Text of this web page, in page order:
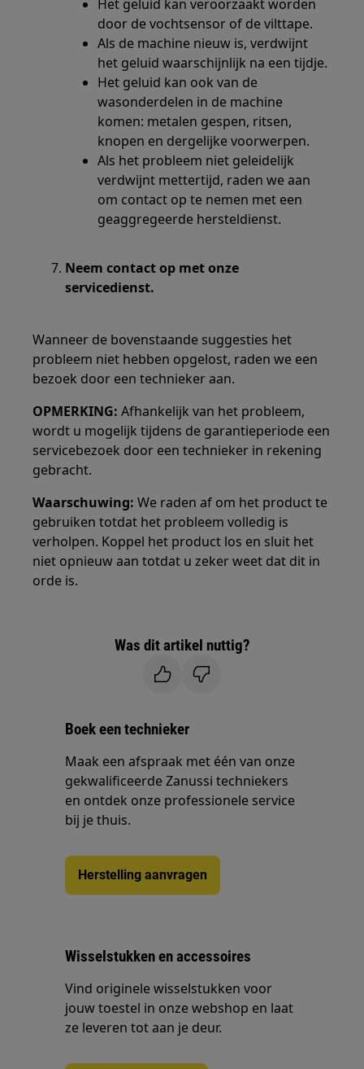
Het geluid kan veroorzaakt worden
door de vochtsensor of de vilttape.
Als de machine nieuw is, verdwijnt
het geluid waarschijnlijk na een tijdje.
Het geluid kan ook van de
wasonderdelen in de machine
komen: metalen gespen, ritsen,
knopen en dergelijke voorwerpen.
Als het probleem niet geleidelijk
verdwijnt mettertijd, raden we aan
om contact op te nemen met een
geaggregeerde hersteldienst.
Neem contact op met onze
servicedienst.
Wanneer de bovenstaande suggesties het
probleem niet hebben opgelost, raden we een
bezoek door een technieker aan.
OPMERKING: Afhankelijk van het probleem,
wordt u mogelijk tijdens de garantieperiode een
servicebezoek door een technieker in rekening
gebracht.
Waarschuwing: We raden af om het product te
gebruiken totdat het probleem volledig is
verholpen. Koppel het product los en sluit het
niet opnieuw aan totdat u zeker weet dat dit in
orde is.
Was dit artikel nuttig?
Boek een technieker
Maak een afspraak met één van onze
gekwalificeerde Zanussi techniekers
en ontdek onze professionele service
bij je thuis.
Herstelling aanvragen
Wisselstukken en accessoires
Vind originele wisselstukken voor
jouw toestel in onze webshop en laat
ze leveren tot aan je deur.